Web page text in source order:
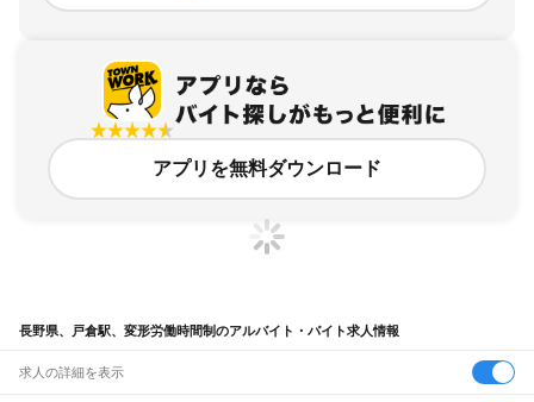
アプリを無料ダウンロード
長野県、戸倉駅、変形労働時間制のアルバイト・バイト求人情報
求人の詳細を表示